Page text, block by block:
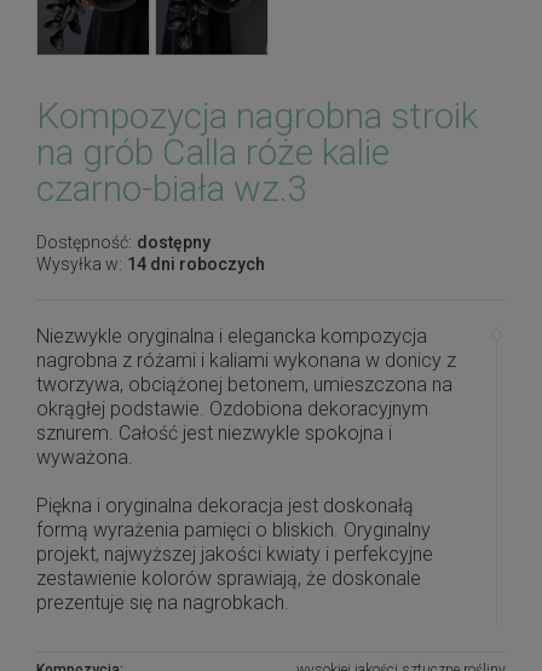
Kompozycja nagrobna stroik
na grób Calla róże kalie
czarno-biała wz.3
Dostępność: dostępny
Wysyłka w: 14 dni roboczych
Niezwykle oryginalna i elegancka kompozycja
nagrobna z różami i kaliami wykonana w donicy z
tworzywa, obciążonej betonem, umieszczona na
okrągłej podstawie. Ozdobiona dekoracyjnym
sznurem. Całość jest niezwykle spokojna i
wyważona.
Piękna i oryginalna dekoracja jest doskonałą
formą wyrażenia pamięci o bliskich. Oryginalny
projekt, najwyższej jakości kwiaty i perfekcyjne
zestawienie kolorów sprawiają, że doskonale
prezentuje się na nagrobkach.